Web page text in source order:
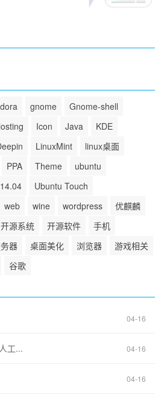
gnome
Gnome-shell
Icon Java
KDE
LinuxMint
linux桌面
PPA Theme
ubuntu
Ubuntu Touch
web wine wordpress
优麒麟
开源系统 开源软件
手机
器 桌面美化 浏览器
游戏相关
谷歌
04-16
工... 04-16
04-16